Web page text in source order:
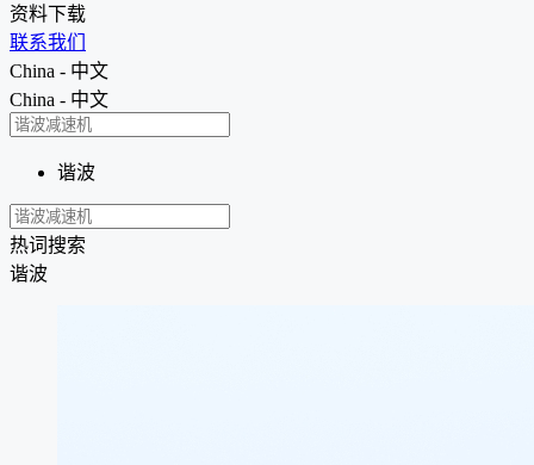
资料下载
联系我们
China - 中文
China - 中文
谐波
热词搜索
谐波